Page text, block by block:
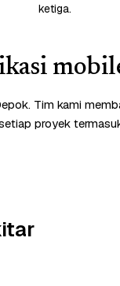
ketiga.
Tim kami
proyek